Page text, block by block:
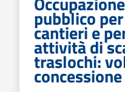
pubblico
cantieri e
attività di
traslochi:
concessione